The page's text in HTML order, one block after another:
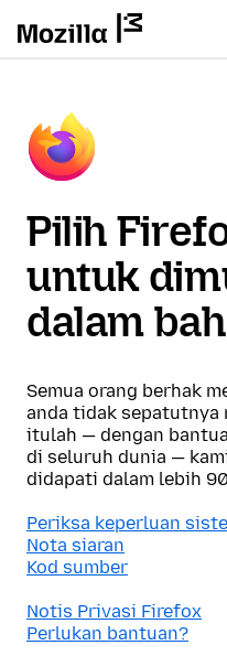
Pilih
untuk
dalam
Semua orang berhak
anda tidak sepatutnya
itulah — dengan
di seluruh dunia —
didapati dalam lebih
Periksa keperluan
Nota siaran
Kod sumber
Notis Privasi Firefox
Perlukan bantuan?